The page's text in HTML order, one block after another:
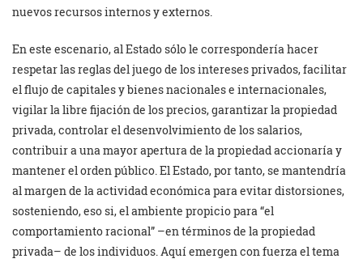
nuevos recursos internos y externos.
En este escenario, al Estado sólo le correspondería hacer
respetar las reglas del juego de los intereses privados, facilitar
el flujo de capitales y bienes nacionales e internacionales,
vigilar la libre fijación de los precios, garantizar la propiedad
privada, controlar el desen­volvimiento de los salarios,
contribuir a una mayor apertura de la propiedad accionaría y
mantener el orden público. El Estado, por tanto, se mantendría
al margen de la actividad económica para evitar distorsiones,
sosteniendo, eso si, el ambiente propi­cio para “el
comportamiento racional” –en términos de la propiedad
privada– de los individuos. Aquí emergen con fuerza el tema